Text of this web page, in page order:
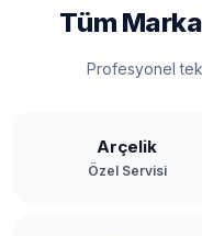
Tüm
Profesyonel
Arçelik
Özel Servisi